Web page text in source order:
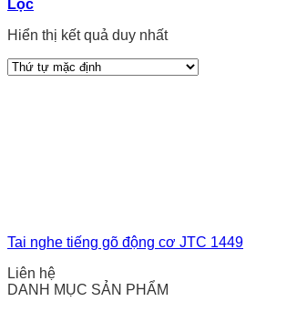
Lọc
Hiển thị kết quả duy nhất
Tai nghe tiếng gõ động cơ JTC 1449
Liên hệ
DANH MỤC SẢN PHẨM